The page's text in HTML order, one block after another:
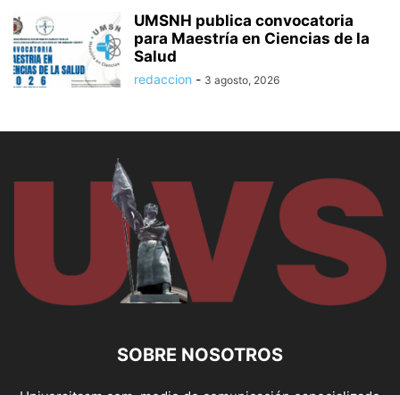
UMSNH publica convocatoria
para Maestría en Ciencias de la
Salud
redaccion - 3 agosto, 2026
SOBRE NOSOTROS